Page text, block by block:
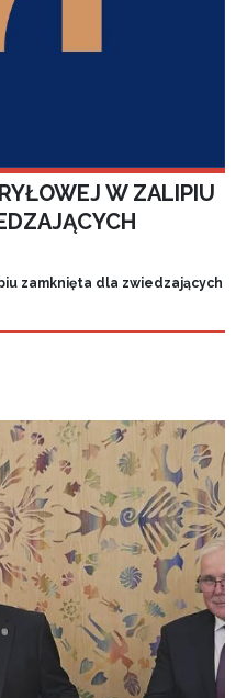
W ZALIPIU
zamknięta dla zwiedzających